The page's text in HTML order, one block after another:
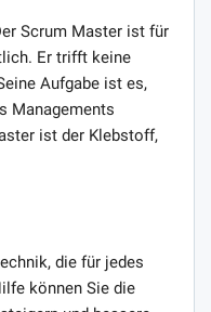
Scrum Master ist für
Er trifft keine
Aufgabe ist es,
Managements
ist der Klebstoff,
die für jedes
können Sie die